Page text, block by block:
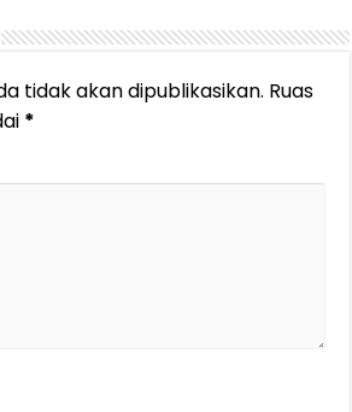
tidak akan dipublikasikan. Ruas
*